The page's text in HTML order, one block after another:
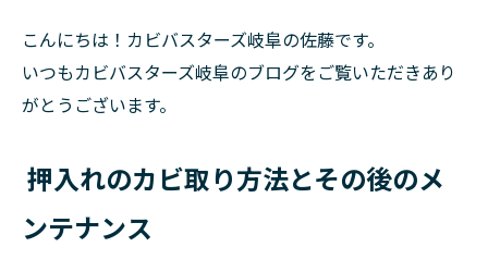
こんにちは！カビバスターズ岐阜の佐藤です。
いつもカビバスターズ岐阜のブログをご覧いただきあり
がとうございます。
押入れのカビ取り方法とその後のメ
ンテナンス